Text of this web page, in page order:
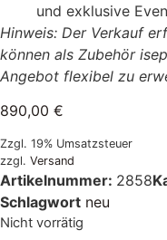
und exklusive
Hinweis: Der Verkauf
können als Zubehör
Angebot flexibel zu
890,00 €
Zzgl. 19% Umsatzsteuer
zzgl. Versand
Artikelnummer: 2858
Schlagwort neu
Nicht vorrätig